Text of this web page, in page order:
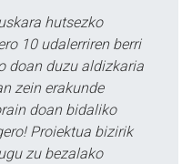
hutsezko
10 udalerriren berri
doan duzu aldizkaria
zein erakunde
doan bidaliko
Proiektua bizirik
zu bezalako